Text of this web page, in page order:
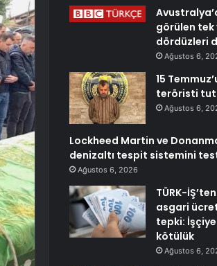
görülen
dördüzleri
Ağustos 6,
15
teröristi
Ağustos 6,
Lockheed Martin ve
denizaltı tespit sistemini
Ağustos 6, 2026
TÜRK-
asgari ücret
tepki:
kötülük
Ağustos 6,